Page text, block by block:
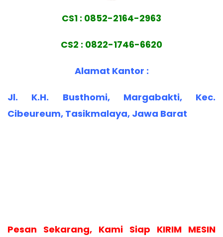
CS1 : 0852-2164-2963
CS2 : 0822-1746-6620
Alamat Kantor :
Jl. K.H. Busthomi, Margabakti, Kec.
Cibeureum, Tasikmalaya, Jawa Barat
Pesan Sekarang, Kami Siap KIRIM MESIN